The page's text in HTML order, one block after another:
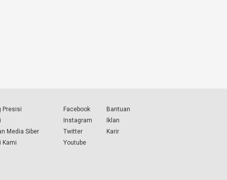
Presisi
Media Siber
Kami
Facebook
Instagram
Twitter
Youtube
Bantuan
Iklan
Karir